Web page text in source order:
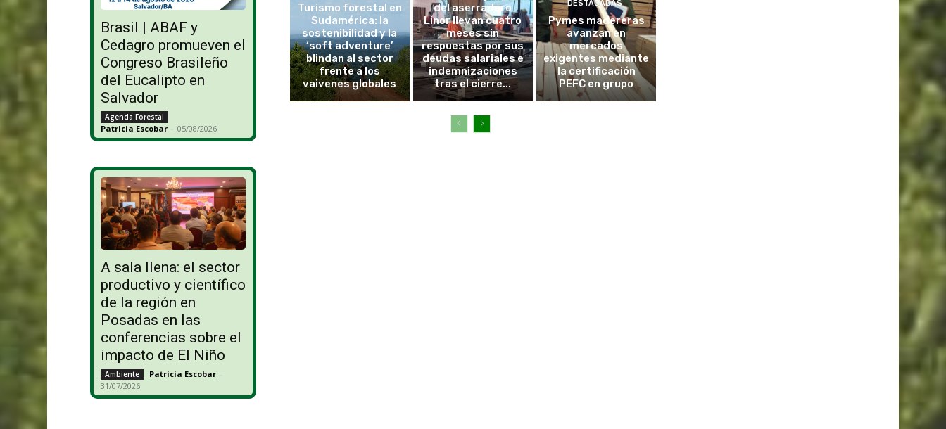
Brasil | ABAF y
Cedagro promueven el
Congreso Brasileño
del Eucalipto en
Salvador
Agenda Forestal
Patricia Escobar - 05/08/2026
A sala llena: el sector
productivo y científico
de la región en
Posadas en las
conferencias sobre el
impacto de El Niño
Ambiente Patricia Escobar -
31/07/2026
Turismo forestal en
Sudamérica: la
sostenibilidad y la
‘soft adventure’
blindan al sector
frente a los
vaivenes globales
del aserradero
Linor llevan cuatro
meses sin
respuestas por sus
deudas salariales e
indemnizaciones
tras el cierre...
DESTACADAS
Pymes madereras
avanzan en
mercados
exigentes mediante
la certificación
PEFC en grupo